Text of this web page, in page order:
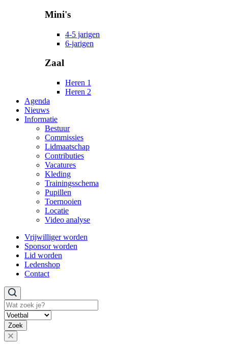
Mini's
4-5 jarigen
6-jarigen
Zaal
Heren 1
Heren 2
Agenda
Nieuws
Informatie
Bestuur
Commissies
Lidmaatschap
Contributies
Vacatures
Kleding
Trainingsschema
Pupillen
Toernooien
Locatie
Video analyse
Vrijwilliger worden
Sponsor worden
Lid worden
Ledenshop
Contact
Zoeken
Zoek